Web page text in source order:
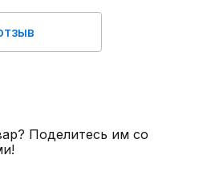
Поделитесь им со